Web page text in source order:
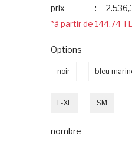
prix
*à partir de 144,74
Options
noir bleu
L-XL SM
nombre